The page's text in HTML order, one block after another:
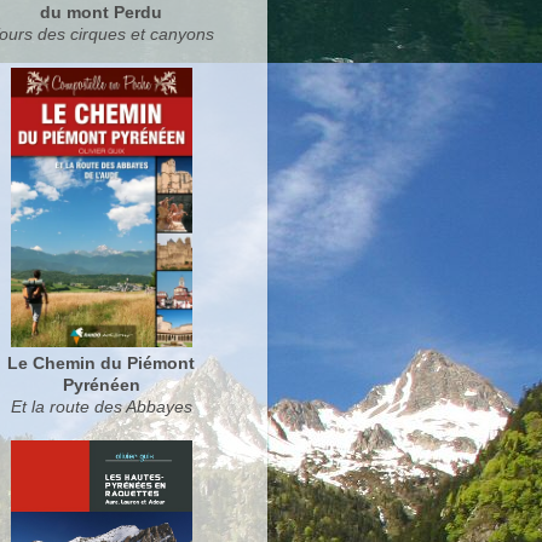
du mont Perdu
des cirques et canyons
Le Chemin du Piémont
Pyrénéen
Et la route des Abbayes